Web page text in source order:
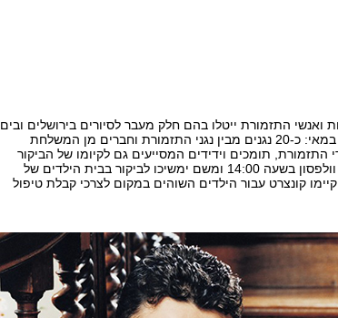
ואנשי התזמורת ייטלו בהם חלק מעבר לסיורים בירושלים ובים
המלח גם אירוע מרגש אחד, ב- 8 במאי: כ-20 נגנים מבין נגני התזמורת וחברים מן המשלחת
תומכים וידידים המסייעים גם לקיומו של הביקור
המיוחד יגיעו לסיור בבית החולים וולפסון בשעה 14:00 ומשם ימשיכו לביקור בבית הילדים של
קונצרט עבור הילדים השוהים במקום לצרכי קבלת טיפול